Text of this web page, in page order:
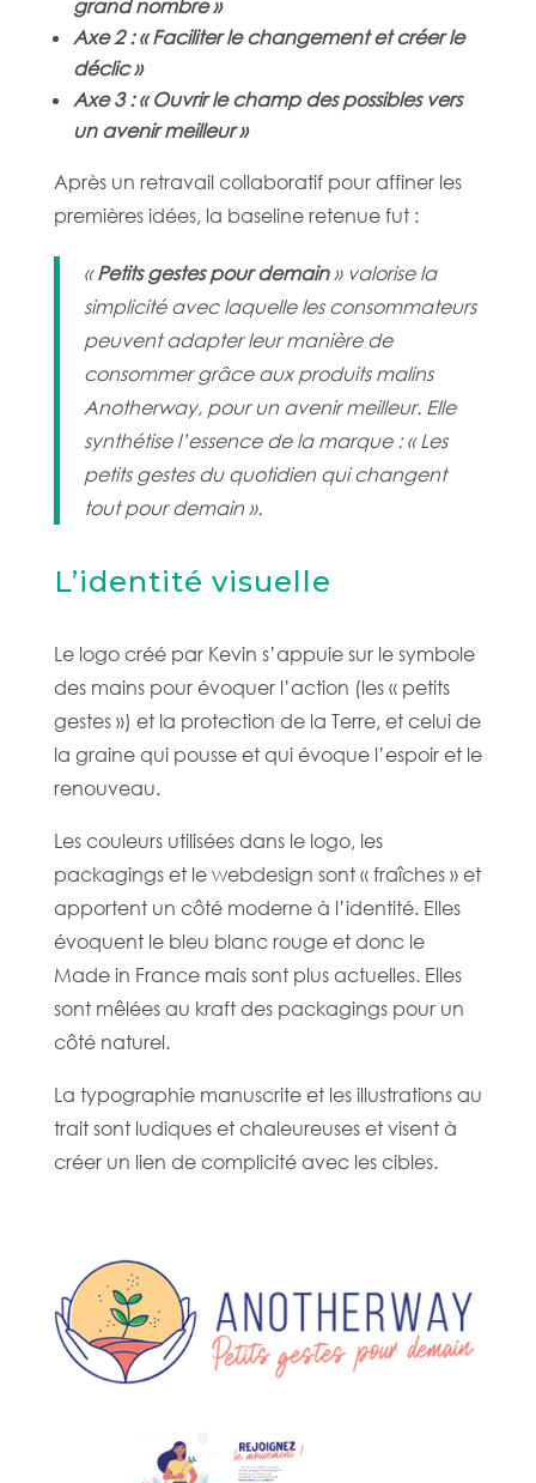
grand nombre »
Axe 2 : « Faciliter le changement et créer le
déclic »
Axe 3 : « Ouvrir le champ des possibles vers
un avenir meilleur »
Après un retravail collaboratif pour affiner les
premières idées, la baseline retenue fut :
«Petits gestes pour demain» valorise la
simplicité avec laquelle les consommateurs
peuvent adapter leur manière de
consommer grâce aux produits malins
Anotherway, pour un avenir meilleur. Elle
synthétise l’essence de la marque : « Les
petits gestes du quotidien qui changent
tout pour demain ».
L’identité visuelle
Le logo créé par Kevin s’appuie sur le symbole
des mains pour évoquer l’action (les « petits
gestes ») et la protection de la Terre, et celui de
la graine qui pousse et qui évoque l’espoir et le
renouveau.
Les couleurs utilisées dans le logo, les
packagings et le webdesign sont « fraîches » et
apportent un côté moderne à l’identité. Elles
évoquent le bleu blanc rouge et donc le
Made in France mais sont plus actuelles. Elles
sont mêlées au kraft des packagings pour un
côté naturel.
La typographie manuscrite et les illustrations au
trait sont ludiques et chaleureuses et visent à
créer un lien de complicité avec les cibles.